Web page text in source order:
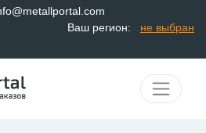
Ваш регион:
не выбран